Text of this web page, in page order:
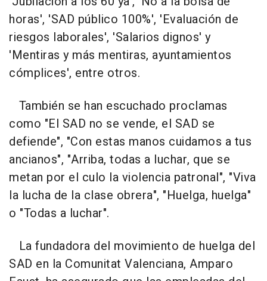
horas', 'SAD público 100%', 'Evaluación de
riesgos laborales', 'Salarios dignos' y
'Mentiras y más mentiras, ayuntamientos
cómplices', entre otros.
También se han escuchado proclamas
como "El SAD no se vende, el SAD se
defiende", "Con estas manos cuidamos a tus
ancianos", "Arriba, todas a luchar, que se
metan por el culo la violencia patronal", "Viva
la lucha de la clase obrera", "Huelga, huelga"
o "Todas a luchar".
La fundadora del movimiento de huelga del
SAD en la Comunitat Valenciana, Amparo